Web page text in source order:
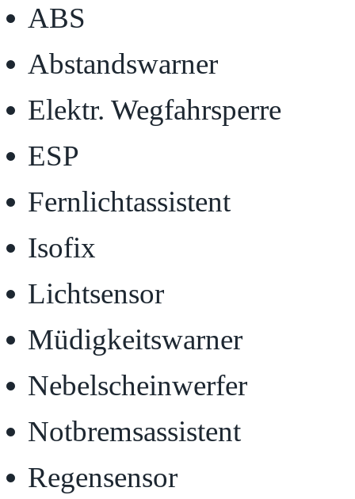
ABS
Abstandswarner
Elektr. Wegfahrsperre
ESP
Fernlichtassistent
Isofix
Lichtsensor
Müdigkeitswarner
Nebelscheinwerfer
Notbremsassistent
Regensensor